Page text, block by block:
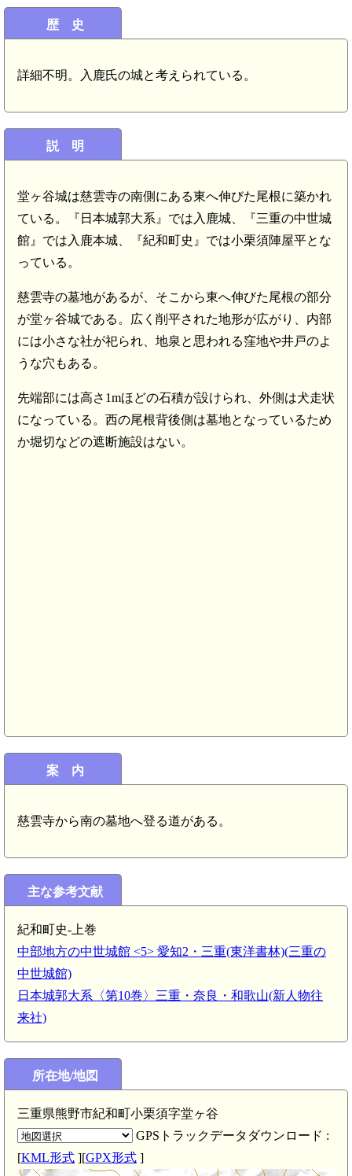
歴 史
詳細不明。入鹿氏の城と考えられている。
説 明
堂ヶ谷城は慈雲寺の南側にある東へ伸びた尾根に築かれ
ている。『日本城郭大系』では入鹿城、『三重の中世城
館』では入鹿本城、『紀和町史』では小栗須陣屋平とな
っている。
慈雲寺の墓地があるが、そこから東へ伸びた尾根の部分
が堂ヶ谷城である。広く削平された地形が広がり、内部
には小さな社が祀られ、地泉と思われる窪地や井戸のよ
うな穴もある。
先端部には高さ1mほどの石積が設けられ、外側は犬走状
になっている。西の尾根背後側は墓地となっているため
か堀切などの遮断施設はない。
案 内
慈雲寺から南の墓地へ登る道がある。
主な参考文献
紀和町史-上巻
中部地方の中世城館 <5> 愛知2・三重(東洋書林)(三重の
中世城館)
日本城郭大系〈第10巻〉三重・奈良・和歌山(新人物往
来社)
所在地/地図
三重県熊野市紀和町小栗須字堂ヶ谷
GPSトラックデータダウンロード :
[KML形式 ][GPX形式 ]